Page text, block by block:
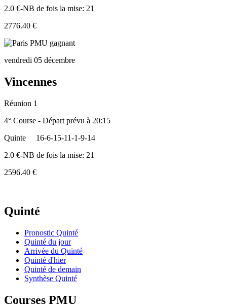
2.0 €-NB de fois la mise: 21
2776.40 €
vendredi 05 décembre
Vincennes
Réunion 1
4° Course - Départ prévu à 20:15
Quinte
16-6-15-11-1-9-14
2.0 €-NB de fois la mise: 21
2596.40 €
Quinté
Pronostic Quinté
Quinté du jour
Arrivée du Quinté
Quinté d'hier
Quinté de demain
Synthèse Quinté
Courses PMU